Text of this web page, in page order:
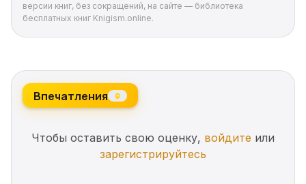
версии книг, без сокращений, на сайте — библиотека
бесплатных книг Knigism.online.
Впечатления 0
Чтобы оставить свою оценку, войдите или
зарегистрируйтесь